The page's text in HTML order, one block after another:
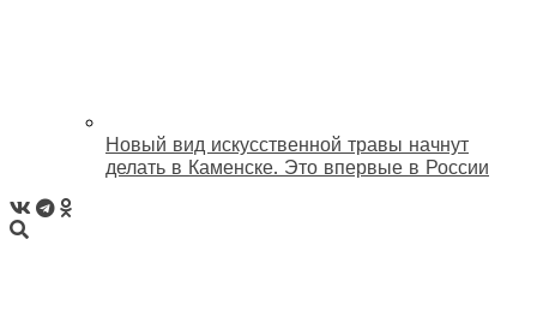
Новый вид искусственной травы начнут
делать в Каменске. Это впервые в России